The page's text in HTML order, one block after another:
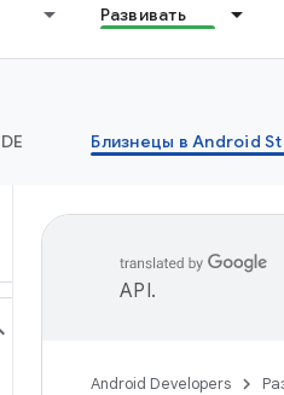
Развивать
Близнецы в Android
API.
Android Developers